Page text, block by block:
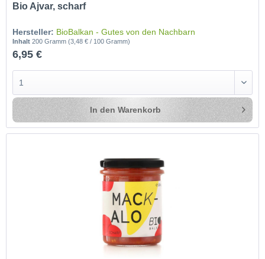
Bio Ajvar, scharf
Hersteller: BioBalkan - Gutes von den Nachbarn
Inhalt200 Gramm(3,48 € / 100 Gramm)
6,95 €
In den Warenkorb